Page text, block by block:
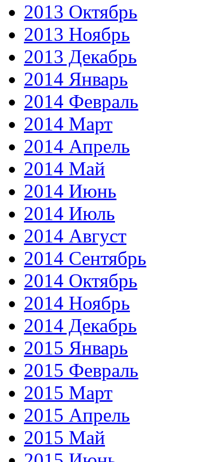
2013 Октябрь
2013 Ноябрь
2013 Декабрь
2014 Январь
2014 Февраль
2014 Март
2014 Апрель
2014 Май
2014 Июнь
2014 Июль
2014 Август
2014 Сентябрь
2014 Октябрь
2014 Ноябрь
2014 Декабрь
2015 Январь
2015 Февраль
2015 Март
2015 Апрель
2015 Май